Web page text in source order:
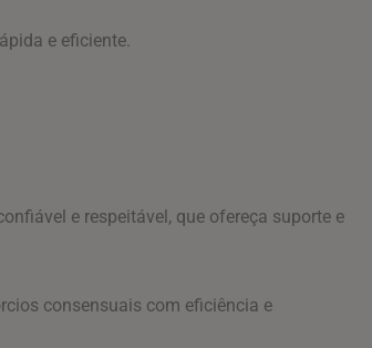
e eficiente.
e respeitável, que ofereça suporte e
consensuais com eficiência e